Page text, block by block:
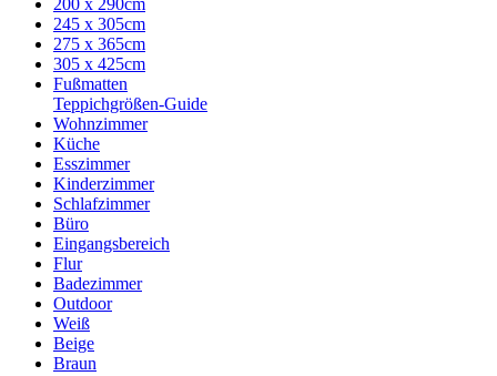
200 x 290cm
245 x 305cm
275 x 365cm
305 x 425cm
Fußmatten
Teppichgrößen-Guide
Wohnzimmer
Küche
Esszimmer
Kinderzimmer
Schlafzimmer
Büro
Eingangsbereich
Flur
Badezimmer
Outdoor
Weiß
Beige
Braun